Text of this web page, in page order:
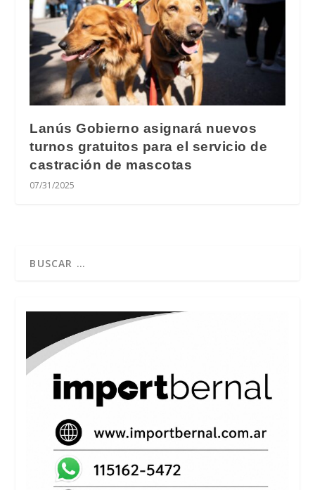
Lanús Gobierno asignará nuevos
turnos gratuitos para el servicio de
castración de mascotas
07/31/2025